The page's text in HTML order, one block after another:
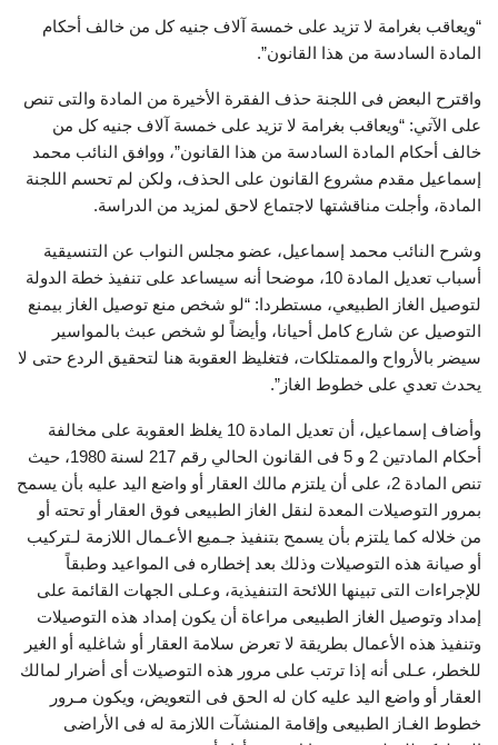
“ويعاقب بغرامة لا تزيد على خمسة آلاف جنيه كل من خالف أحكام
المادة السادسة من هذا القانون”.
واقترح البعض فى اللجنة حذف الفقرة الأخيرة من المادة والتى تنص
على الآتي: “ويعاقب بغرامة لا تزيد على خمسة آلاف جنيه كل من
خالف أحكام المادة السادسة من هذا القانون”، ووافق النائب محمد
إسماعيل مقدم مشروع القانون على الحذف، ولكن لم تحسم اللجنة
المادة، وأجلت مناقشتها لاجتماع لاحق لمزيد من الدراسة.
وشرح النائب محمد إسماعيل، عضو مجلس النواب عن التنسيقية
أسباب تعديل المادة 10، موضحا أنه سيساعد على تنفيذ خطة الدولة
لتوصيل الغاز الطبيعي، مستطردا: “لو شخص منع توصيل الغاز بيمنع
التوصيل عن شارع كامل أحيانا، وأيضاً لو شخص عبث بالمواسير
سيضر بالأرواح والممتلكات، فتغليظ العقوبة هنا لتحقيق الردع حتى لا
يحدث تعدي على خطوط الغاز”.
وأضاف إسماعيل، أن تعديل المادة 10 يغلظ العقوبة على مخالفة
أحكام المادتين 2 و 5 فى القانون الحالي رقم 217 لسنة 1980، حيث
تنص المادة 2، على أن يلتزم مالك العقار أو واضع اليد عليه بأن يسمح
بمرور التوصيلات المعدة لنقل الغاز الطبيعى فوق العقار أو تحته أو
من خلاله كما يلتزم بأن يسمح بتنفيذ جـميع الأعـمال اللازمة لـتركيب
أو صيانة هذه التوصيلات وذلك بعد إخطاره فى المواعيد وطبقاً
للإجراءات التى تبينها اللائحة التنفيذية، وعـلى الجهات القائمة على
إمداد وتوصيل الغاز الطبيعى مراعاة أن يكون إمداد هذه التوصيلات
وتنفيذ هذه الأعمال بطريقة لا تعرض سلامة العقار أو شاغليه أو الغير
للخطر، عـلى أنه إذا ترتب على مرور هذه التوصيلات أى أضرار لمالك
العقار أو واضع اليد عليه كان له الحق فى التعويض، ويكون مـرور
خطوط الغـاز الطبيعى وإقامة المنشآت اللازمة له فى الأراضى